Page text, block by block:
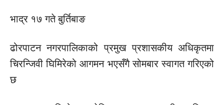
भाद्र १७ गते बुर्तिबाङ
ढोरपाटन नगरपालिकाको प्रमुखप्रशासकीयअधिकृतमा
चिरन्जिवी घिमिरेकोआगमन भएसँगैसोमबार स्वागत गरिएको
छ